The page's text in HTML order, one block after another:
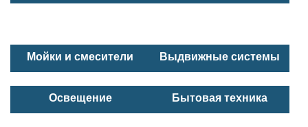
Мойки и смесители Выдвижные системы
Освещение Бытовая техника